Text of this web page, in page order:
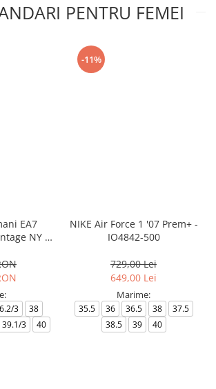
PENTRU FEMEI
EA7
NY -
3
38
39.1/3 40
-11%
NIKE Air Force 1 '07 Prem+ -
IO4842-500
729,00 Lei
649,00 Lei
Marime:
35.5 36 36.5 38
37.5
38.5
39 40